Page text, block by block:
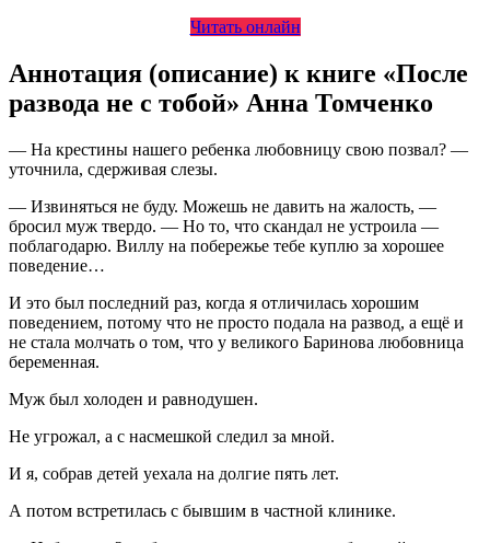
Читать онлайн
Аннотация (описание) к книге «После
развода не с тобой» Анна Томченко
— На крестины нашего ребенка любовницу свою позвал? —
уточнила, сдерживая слезы.
— Извиняться не буду. Можешь не давить на жалость, —
бросил муж твердо. — Но то, что скандал не устроила —
поблагодарю. Виллу на побережье тебе куплю за хорошее
поведение…
И это был последний раз, когда я отличилась хорошим
поведением, потому что не просто подала на развод, а ещё и
не стала молчать о том, что у великого Баринова любовница
беременная.
Муж был холоден и равнодушен.
Не угрожал, а с насмешкой следил за мной.
И я, собрав детей уехала на долгие пять лет.
А потом встретилась с бывшим в частной клинике.